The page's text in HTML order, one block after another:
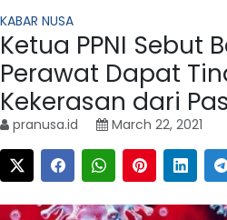
KABAR NUSA
Ketua PPNI Sebut
Perawat Dapat
Kekerasan dari
pranusa.id March 22, 2021